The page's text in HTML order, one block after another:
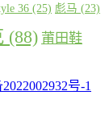
36 (25) 彪马 (23)
(88) 莆田鞋
号-1